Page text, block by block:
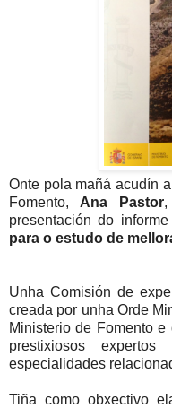
Onte pola mañá acudín
Fomento, Ana Pastor,
presentación do
para o estudo de
Unha Comisión de
creada por unha Orde
Ministerio de Fomento
prestixiosos
especialidades
Tiña como obxectivo